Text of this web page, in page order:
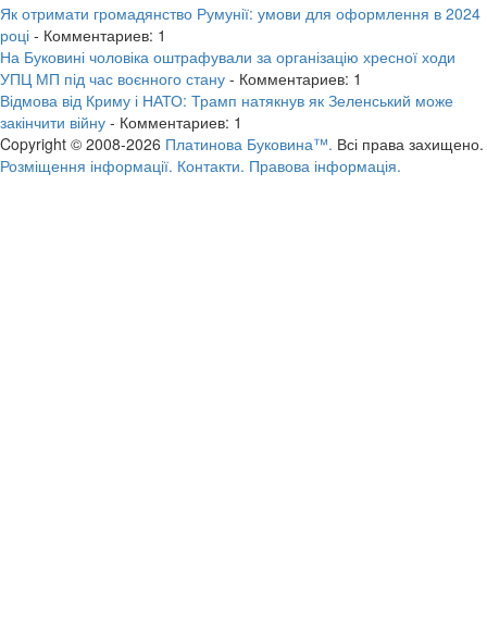
Як отримати громадянство Румунії: умови для оформлення в 2024
році - Комментариев: 1
На Буковині чоловіка оштрафували за організацію хресної ходи
УПЦ МП під час воєнного стану - Комментариев: 1
Відмова від Криму і НАТО: Трамп натякнув як Зеленський може
закінчити війну - Комментариев: 1
Copyright © 2008-2026 Платинова Буковина™. Всі права захищено.
Розміщення інформації. Контакти. Правова інформація.